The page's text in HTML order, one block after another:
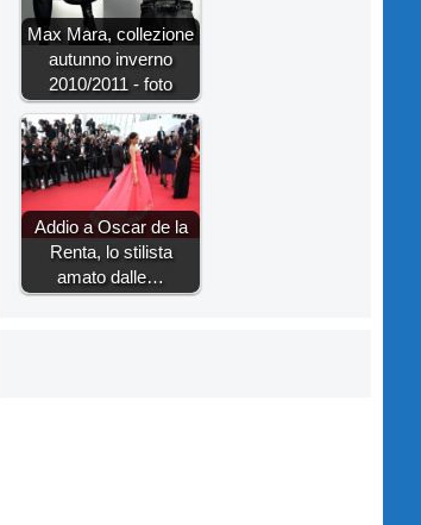
Max Mara, collezione
autunno inverno
2010/2011 - foto
Addio a Oscar de la
Renta, lo stilista
amato dalle…